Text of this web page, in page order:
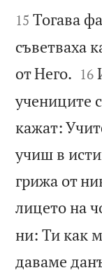


15 Тогава
съветваха
от Него. 

16
учениците
кажат:
учиш в
грижа от
лицето на
ни: Ти как
даваме